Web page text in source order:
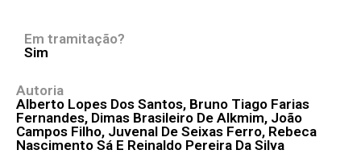
Em tramitação?
Sim
Autoria
Alberto Lopes Dos Santos, Bruno Tiago Farias
Fernandes, Dimas Brasileiro De Alkmim, João
Campos Filho, Juvenal De Seixas Ferro, Rebeca
Nascimento Sá E Reinaldo Pereira Da Silva